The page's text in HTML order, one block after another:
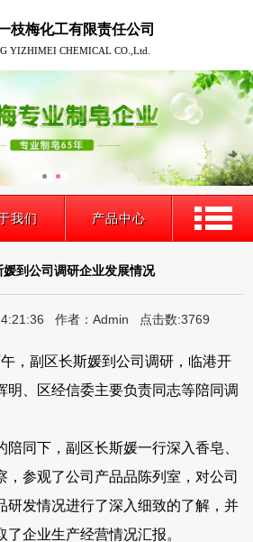
枝梅化工有限责任公司
YIZHIMEI CHEMICAL CO.,Ltd.
我们 产品中心
媛到公司调研企业发展情况
作者：Admin 点击数:3769
，副区长斯媛到公司调研，临港开
明、区经信委主要负责同志等陪同调
陪同下，副区长斯媛一行深入香皂、
，参观了公司产品品陈列室，对公司
研发情况进行了深入细致的了解，并
企业生产经营情况汇报。